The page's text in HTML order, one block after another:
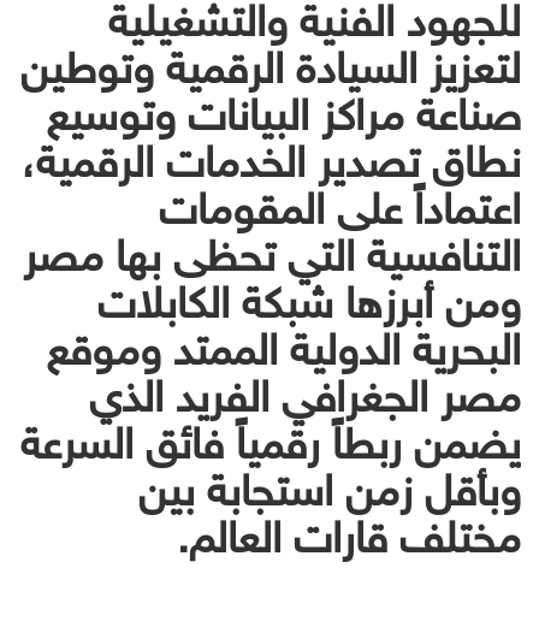
لتعزيز السيادة الرقمية وتوطين
صناعة مراكز البيانات وتوسيع
نطاق تصدير الخدمات الرقمية،
اعتماداً على المقومات
التنافسية التي تحظى بها مصر
ومن أبرزها شبكة الكابلات
البحرية الدولية الممتد وموقع
مصر الجغرافي الفريد الذي
يضمن ربطاً رقمياً فائق السرعة
وبأقل زمن استجابة بين
مختلف قارات العالم.